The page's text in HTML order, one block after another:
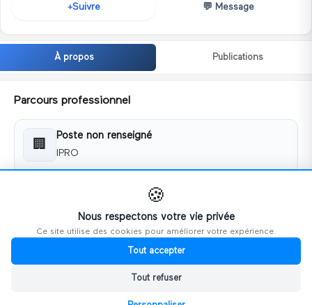
+Suivre 💬 Message
À propos Publications
Parcours professionnel
🏢
Poste non renseigné
IPRO
📧 commercialipros@gmail.com
📅 Membre depuisavril 2023
🍪
Nous respectons votre vie privée
Ce site utilise des cookies pour améliorer votre expérience.
Tout accepter
Tout refuser